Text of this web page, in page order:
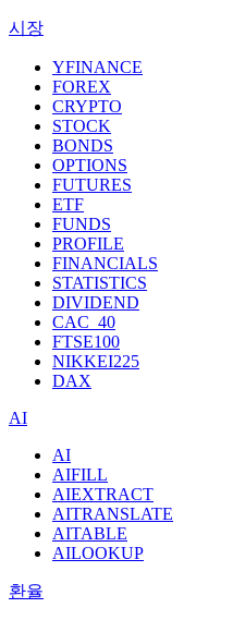
시장
YFINANCE
FOREX
CRYPTO
STOCK
BONDS
OPTIONS
FUTURES
ETF
FUNDS
PROFILE
FINANCIALS
STATISTICS
DIVIDEND
CAC_40
FTSE100
NIKKEI225
DAX
AI
AI
AIFILL
AIEXTRACT
AITRANSLATE
AITABLE
AILOOKUP
환율